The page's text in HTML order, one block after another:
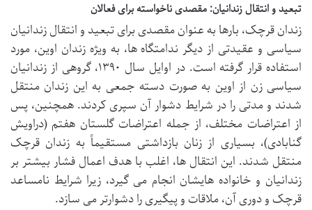
تبعید و انتقال زندانیان: مقصدی ناخواسته برای فعالان
زندان قرچک، بارها به عنوان مقصدی برای تبعید و انتقال زندانیان
سیاسی و عقیدتی از دیگر ندامتگاه ها، به ویژه زندان اوین، مورد
استفاده قرار گرفته است. در اوایل سال ۱۳۹۰، گروهی از زندانیان
سیاسی زن از اوین به صورت دسته جمعی به این زندان منتقل
شدند و مدتی را در شرایط دشوار آن سپری کردند. همچنین، پس
از اعتراضات مختلف، از جمله اعتراضات گلستان هفتم (دراویش
گنابادی)، بسیاری از زنان بازداشتی مستقیماً به زندان قرچک
منتقل شدند. این انتقال ها، اغلب با هدف اعمال فشار بیشتر بر
زندانیان و خانواده هایشان انجام می گیرد، زیرا شرایط نامساعد
قرچک و دوری آن، ملاقات و پیگیری را دشوارتر می سازد.